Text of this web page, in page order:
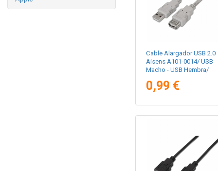
Cable Alargador USB 2.0
Aisens A101-0014/ USB
Macho - USB Hembra/
Beige
0,99 €